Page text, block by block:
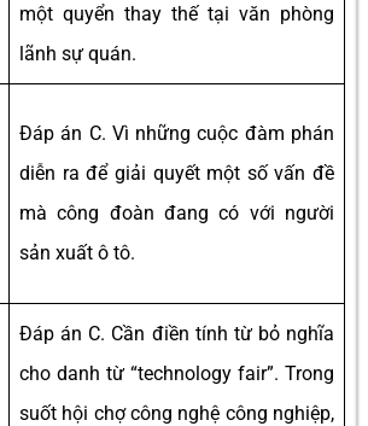
một quyển thay thế tại văn phòng
lãnh sự quán.
Đáp án C. Vì những cuộc đàm phán
diễn ra để giải quyết một số vấn đề
mà công đoàn đang có với người
sản xuất ô tô.
Đáp án C. Cần điền tính từ bỏ nghĩa
cho danh từ “technology fair”. Trong
suốt hội chợ công nghệ công nghiệp,